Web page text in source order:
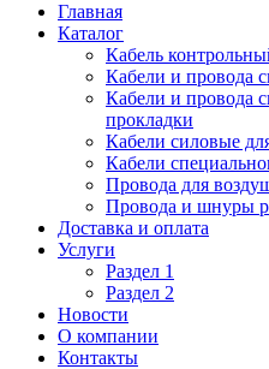
Главная
Каталог
Кабель
Кабели и провода
Кабели и провода
прокладки
Кабели силовые
Кабели
Провода для
Провода и шнуры
Доставка и оплата
Услуги
Раздел 1
Раздел 2
Новости
О компании
Контакты